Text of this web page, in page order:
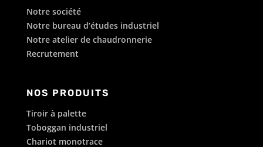
Notre société
Notre bureau d’études industriel
Notre atelier de chaudronnerie
Recrutement
NOS PRODUITS
Tiroir à palette
Toboggan industriel
Chariot monotrace